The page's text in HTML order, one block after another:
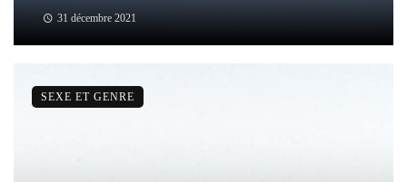
31 décembre 2021
SEXE ET GENRE